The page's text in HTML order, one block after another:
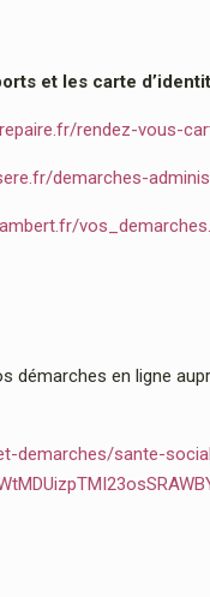
et les carte
rendez-vous-
demarches-
démarches en ligne
demarches/sante-